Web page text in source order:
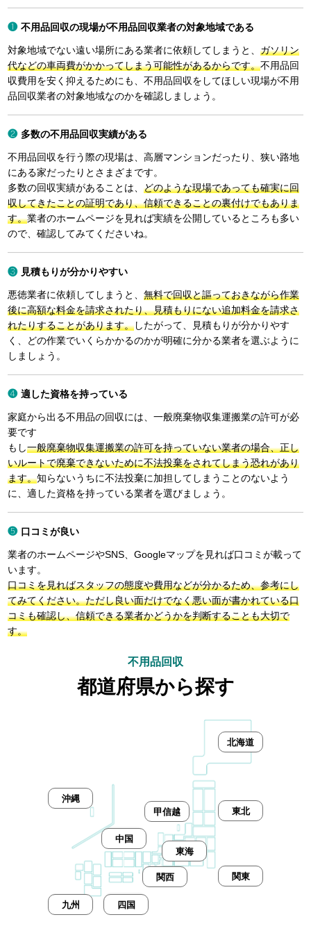
不用品回収の現場が不用品回収業者の対象地域である
対象地域でない遠い場所にある業者に依頼してしまうと、ガソリン
代などの車両費がかかってしまう可能性があるからです。不用品回
収費用を安く抑えるためにも、不用品回収をしてほしい現場が不用
品回収業者の対象地域なのかを確認しましょう。
多数の不用品回収実績がある
不用品回収を行う際の現場は、高層マンションだったり、狭い路地
にある家だったりとさまざまです。
多数の回収実績があることは、どのような現場であっても確実に回
収してきたことの証明であり、信頼できることの裏付けでもありま
す。業者のホームページを見れば実績を公開しているところも多い
ので、確認してみてくださいね。
見積もりが分かりやすい
悪徳業者に依頼してしまうと、無料で回収と謳っておきながら作業
後に高額な料金を請求されたり、見積もりにない追加料金を請求さ
れたりすることがあります。したがって、見積もりが分かりやす
く、どの作業でいくらかかるのかが明確に分かる業者を選ぶように
しましょう。
適した資格を持っている
家庭から出る不用品の回収には、一般廃棄物収集運搬業の許可が必
要です
もし一般廃棄物収集運搬業の許可を持っていない業者の場合、正し
いルートで廃棄できないために不法投棄をされてしまう恐れがあり
ます。知らないうちに不法投棄に加担してしまうことのないよう
に、適した資格を持っている業者を選びましょう。
口コミが良い
業者のホームページやSNS、Googleマップを見れば口コミが載って
います。
口コミを見ればスタッフの態度や費用などが分かるため、参考にし
てみてください。ただし良い面だけでなく悪い面が書かれている口
コミも確認し、信頼できる業者かどうかを判断することも大切で
す。
不用品回収
都道府県から探す
北海道
東北
甲信越
東海
関東
関西
中国
四国
九州
沖縄